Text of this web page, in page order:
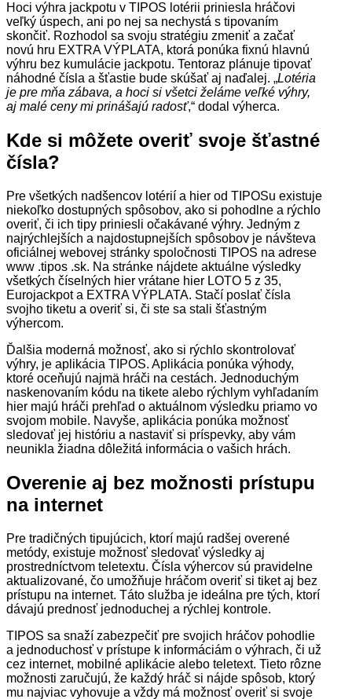
Hoci výhra jackpotu v TIPOS lotérii priniesla hráčovi
veľký úspech, ani po nej sa nechystá s tipovaním
skončiť. Rozhodol sa svoju stratégiu zmeniť a začať
novú hru EXTRA VÝPLATA, ktorá ponúka fixnú hlavnú
výhru bez kumulácie jackpotu. Tentoraz plánuje tipovať
náhodné čísla a šťastie bude skúšať aj naďalej. „Lotéria
je pre mňa zábava, a hoci si všetci želáme veľké výhry,
aj malé ceny mi prinášajú radosť,“ dodal výherca.
Kde si môžete overiť svoje šťastné
čísla?
Pre všetkých nadšencov lotérií a hier od TIPOSu existuje
niekoľko dostupných spôsobov, ako si pohodlne a rýchlo
overiť, či ich tipy priniesli očakávané výhry. Jedným z
najrýchlejších a najdostupnejších spôsobov je návšteva
oficiálnej webovej stránky spoločnosti TIPOS na adrese
www .tipos .sk. Na stránke nájdete aktuálne výsledky
všetkých číselných hier vrátane hier LOTO 5 z 35,
Eurojackpot a EXTRA VÝPLATA. Stačí poslať čísla
svojho tiketu a overiť si, či ste sa stali šťastným
výhercom.
Ďalšia moderná možnosť, ako si rýchlo skontrolovať
výhry, je aplikácia TIPOS. Aplikácia ponúka výhody,
ktoré oceňujú najmä hráči na cestách. Jednoduchým
naskenovaním kódu na tikete alebo rýchlym vyhľadaním
hier majú hráči prehľad o aktuálnom výsledku priamo vo
svojom mobile. Navyše, aplikácia ponúka možnosť
sledovať jej históriu a nastaviť si príspevky, aby vám
neunikla žiadna dôležitá informácia o vašich hrách.
Overenie aj bez možnosti prístupu
na internet
Pre tradičných tipujúcich, ktorí majú radšej overené
metódy, existuje možnosť sledovať výsledky aj
prostredníctvom teletextu. Čísla výhercov sú pravidelne
aktualizované, čo umožňuje hráčom overiť si tiket aj bez
prístupu na internet. Táto služba je ideálna pre tých, ktorí
dávajú prednosť jednoduchej a rýchlej kontrole.
TIPOS sa snaží zabezpečiť pre svojich hráčov pohodlie
a jednoduchosť v prístupe k informáciám o výhrach, či už
cez internet, mobilné aplikácie alebo teletext. Tieto rôzne
možnosti zaručujú, že každý hráč si nájde spôsob, ktorý
mu najviac vyhovuje a vždy má možnosť overiť si svoje